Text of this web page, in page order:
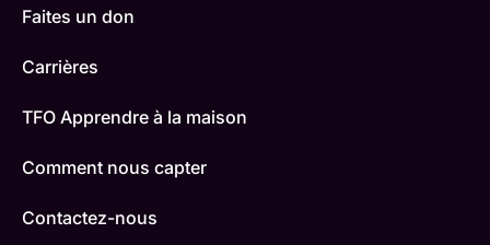
Faites un don
Carrières
TFO Apprendre à la maison
Comment nous capter
Contactez-nous